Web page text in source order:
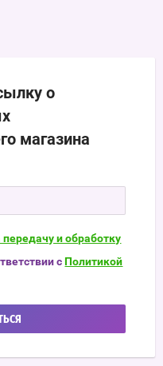
о
магазина
передачу и обработку
сПолитикой